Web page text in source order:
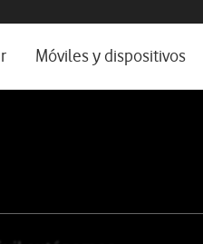
ayuda e idioma
Móviles y dispositivos